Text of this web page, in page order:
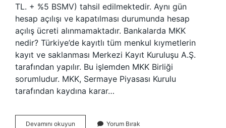
TL. + %5 BSMV) tahsil edilmektedir. Aynı gün
hesap açılışı ve kapatılması durumunda hesap
açılış ücreti alınmamaktadır. Bankalarda MKK
nedir? Türkiye’de kayıtlı tüm menkul kıymetlerin
kayıt ve saklanması Merkezi Kayıt Kuruluşu A.Ş.
tarafından yapılır. Bu işlemden MKK Birliği
sorumludur. MKK, Sermaye Piyasası Kurulu
tarafından kaydına karar…
Devamını okuyun Yorum Bırak